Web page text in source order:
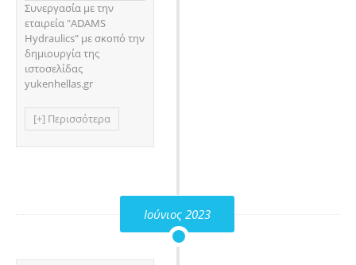
Συνεργασία με την
εταιρεία "ADAMS
Hydraulics" με σκοπό την
δημιουργία της
ιστοσελίδας
yukenhellas.gr
[+] Περισσότερα
Ιούνιος 2023